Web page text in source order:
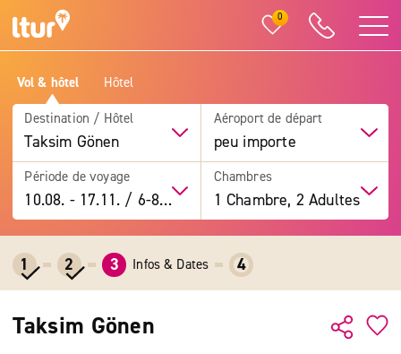
0
Vol & hôtel Hôtel
Destination / Hôtel
Taksim Gönen
Aéroport de départ
peu importe
Période de voyage
10.08. -17.11. / 6-8 jours
Chambres
1 Chambre, 2 Adultes
1 2 3 Infos & Dates 4
Taksim Gönen